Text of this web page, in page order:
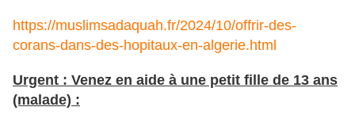
https://muslimsadaquah.fr/2024/10/offrir-des-
corans-dans-des-hopitaux-en-algerie.html
Urgent : Venez en aide à une petit fille de 13 ans
(malade) :